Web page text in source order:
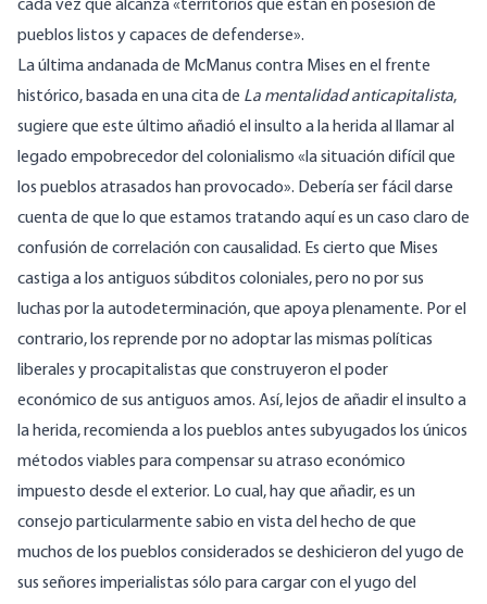
cada vez que alcanza «territorios que están en posesión de
pueblos listos y capaces de defenderse».
La última andanada de McManus contra Mises en el frente
histórico, basada en una cita de La mentalidad anticapitalista,
sugiere que este último añadió el insulto a la herida al llamar al
legado empobrecedor del colonialismo «la situación difícil que
los pueblos atrasados han provocado». Debería ser fácil darse
cuenta de que lo que estamos tratando aquí es un caso claro de
confusión de correlación con causalidad. Es cierto que Mises
castiga a los antiguos súbditos coloniales, pero no por sus
luchas por la autodeterminación, que apoya plenamente. Por el
contrario, los reprende por no adoptar las mismas políticas
liberales y procapitalistas que construyeron el poder
económico de sus antiguos amos. Así, lejos de añadir el insulto a
la herida, recomienda a los pueblos antes subyugados los únicos
métodos viables para compensar su atraso económico
impuesto desde el exterior. Lo cual, hay que añadir, es un
consejo particularmente sabio en vista del hecho de que
muchos de los pueblos considerados se deshicieron del yugo de
sus señores imperialistas sólo para cargar con el yugo del